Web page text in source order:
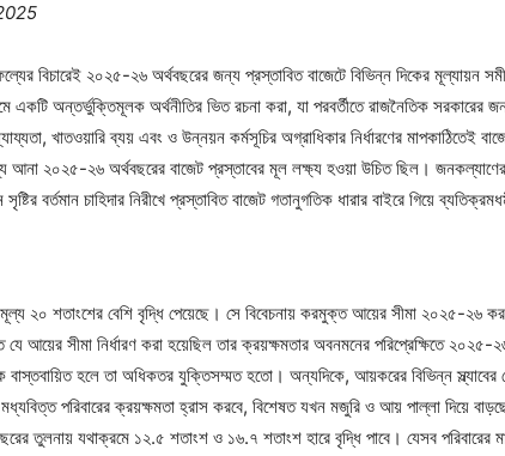
বিচারেই ২০২৫-২৬ অর্থবছরের জন্য প্রস্তাবিত বাজেটে বিভিন্ন দিকের মূল্যায়ন
অন্তর্ভুক্তিমূলক অর্থনীতির ভিত‌ রচনা করা, যা পরবর্তীতে রাজনৈতিক সরকারের
খাতওয়ারি ব্যয় এবং ও উন্নয়ন কর্মসূচির অগ্রাধিকার নির্ধারণের
আনা ২০২৫-২৬ অর্থবছরের বাজেট প্রস্তাবের মূল লক্ষ্য হওয়া উচিত ছিল। জনকল্যাণের
বর্তমান চাহিদার নিরীখে প্রস্তাবিত বাজেট গতানুগতিক ধারার বাইরে গিয়ে
২০ শতাংশের বেশি বৃদ্ধি পেয়েছে। সে বিবেচনায় করমুক্ত আয়ের সীমা ২০২৫-২৬
আয়ের সীমা নির্ধারণ করা হয়েছিল তার ক্রয়ক্ষমতার অবনমনের পরিপ্রেক্ষিতে
হলে তা অধিকতর যুক্তিসম্মত হতো। অন্যদিকে, আয়করের বিভিন্ন স্ল্যাবের
পরিবারের ক্রয়ক্ষমতা হ্রাস করবে, বিশেষত যখন মজুরি ও আয় পাল্লা দিয়ে
তুলনায় যথাক্রমে ১২.৫ শতাংশ ও ১৬.৭ শতাংশ হারে বৃদ্ধি পাবে। যেসব